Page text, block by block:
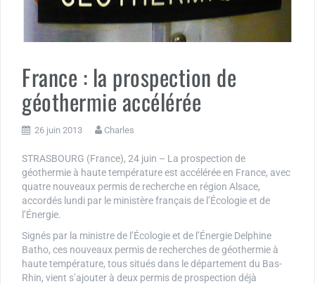
France : la prospection de
géothermie accélérée
26 juin 2013 Charles
STRASBOURG (France), 24 juin – La prospection de
géothermie à haute température est accélérée en France, avec
quatre nouveaux permis de recherche en région Alsace,
accordés lundi par le ministère français de l’Écologie et de
l’Énergie.
Signés par la ministre de l’Écologie et de l’Énergie Delphine
Batho, ces nouveaux permis de recherches de géothermie à
haute température, tous situés dans le département du Bas-
Rhin, vient s’ajouter à deux permis de prospection déjà